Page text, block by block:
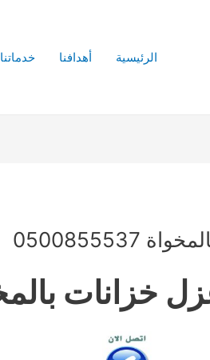
الرئيسية أهدافنا خدماتنا
خزانات